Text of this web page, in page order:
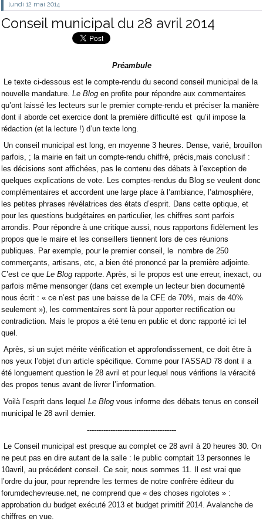
lundi 12 mai 2014
Conseil municipal du 28 avril 2014
Préambule
Le texte ci-dessous est le compte-rendu du second conseil municipal de la
nouvelle mandature. Le Blog en profite pour répondre aux commentaires
qu’ont laissé les lecteurs sur le premier compte-rendu et préciser la manière
dont il aborde cet exercice dont la première difficulté est qu’il impose la
rédaction (et la lecture !) d’un texte long.
Un conseil municipal est long, en moyenne 3 heures. Dense, varié, brouillon
parfois, ; la mairie en fait un compte-rendu chiffré, précis,mais conclusif :
les décisions sont affichées, pas le contenu des débats à l’exception de
quelques explications de vote. Les comptes-rendus du Blog se veulent donc
complémentaires et accordent une large place à l’ambiance, l’atmosphère,
les petites phrases révélatrices des états d’esprit. Dans cette optique, et
pour les questions budgétaires en particulier, les chiffres sont parfois
arrondis. Pour répondre à une critique aussi, nous rapportons fidèlement les
propos que le maire et les conseillers tiennent lors de ces réunions
publiques. Par exemple, pour le premier conseil, le nombre de 250
commerçants, artisans, etc, a bien été prononcé par la première adjointe.
C’est ce que Le Blog rapporte. Après, si le propos est une erreur, inexact, ou
parfois même mensonger (dans cet exemple un lecteur bien documenté
nous écrit : « ce n’est pas une baisse de la CFE de 70%, mais de 40%
seulement »), les commentaires sont là pour apporter rectification ou
contradiction. Mais le propos a été tenu en public et donc rapporté ici tel
quel.
Après, si un sujet mérite vérification et approfondissement, ce doit être à
nos yeux l’objet d’un article spécifique. Comme pour l’ASSAD 78 dont il a
été longuement question le 28 avril et pour lequel nous vérifions la véracité
des propos tenus avant de livrer l’information.
Voilà l’esprit dans lequel Le Blog vous informe des débats tenus en conseil
municipal le 28 avril dernier.
--------------------------------------
Le Conseil municipal est presque au complet ce 28 avril à 20 heures 30. On
ne peut pas en dire autant de la salle : le public comptait 13 personnes le
10avril, au précédent conseil. Ce soir, nous sommes 11. Il est vrai que
l’ordre du jour, pour reprendre les termes de notre confrère éditeur du
forumdechevreuse.net, ne comprend que « des choses rigolotes » :
approbation du budget exécuté 2013 et budget primitif 2014. Avalanche de
chiffres en vue.